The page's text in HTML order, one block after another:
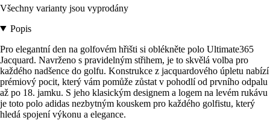
Všechny varianty jsou vyprodány
Popis
Pro elegantní den na golfovém hřišti si oblékněte polo Ultimate365
Jacquard. Navrženo s pravidelným střihem, je to skvělá volba pro
každého nadšence do golfu. Konstrukce z jacquardového úpletu nabízí
prémiový pocit, který vám pomůže zůstat v pohodlí od prvního odpalu
až po 18. jamku. S jeho klasickým designem a logem na levém rukávu
je toto polo adidas nezbytným kouskem pro každého golfistu, který
hledá spojení výkonu a elegance.